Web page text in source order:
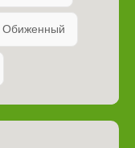
Обиженный